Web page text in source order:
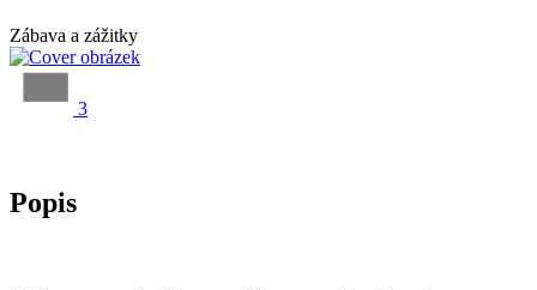
Zábava a zážitky
3
Popis